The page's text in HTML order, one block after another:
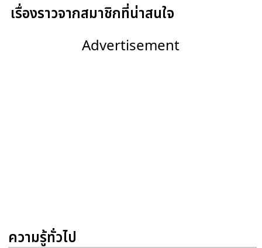
เรื่องราวจากสมาชิกที่น่าสนใจ
Advertisement
ความรู้ทั่วไป